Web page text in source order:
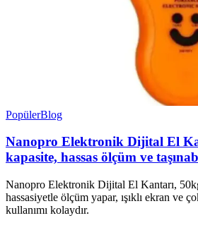
PopülerBlog
Nanopro Elektronik Dijital El
kapasite, hassas ölçüm ve
Nanopro Elektronik Dijital El Kantarı,
hassasiyetle ölçüm yapar, ışıklı ekran ve
kullanımı kolaydır.